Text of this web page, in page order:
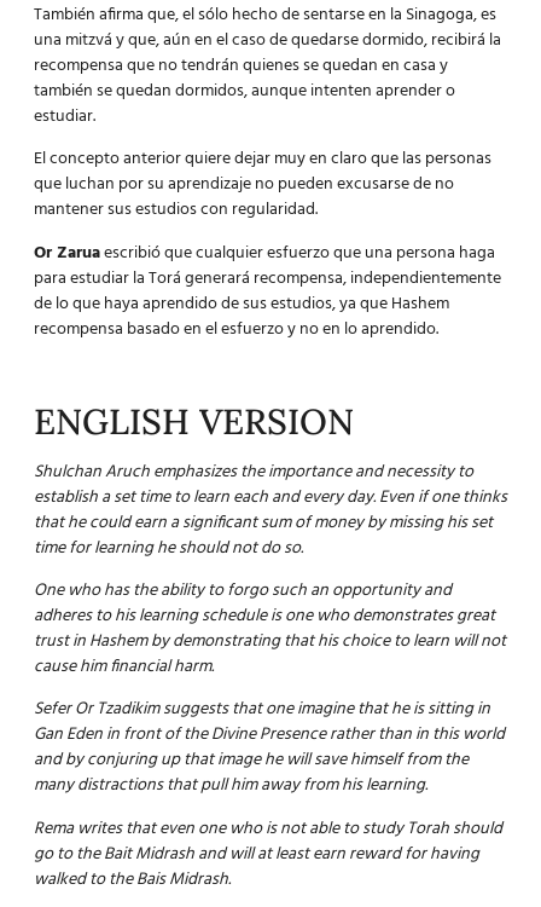
También afirma que, el sólo hecho de sentarse en la Sinagoga, es
una mitzvá y que, aún en el caso de quedarse dormido, recibirá la
recompensa que no tendrán quienes se quedan en casa y
también se quedan dormidos, aunque intenten aprender o
estudiar.
El concepto anterior quiere dejar muy en claro que las personas
que luchan por su aprendizaje no pueden excusarse de no
mantener sus estudios con regularidad.
Or Zaruaescribió que cualquier esfuerzo que una persona haga
para estudiar la Torá generará recompensa, independientemente
de lo que haya aprendido de sus estudios, ya que Hashem
recompensa basado en el esfuerzo y no en lo aprendido.
ENGLISH VERSION
Shulchan Aruch emphasizes the importance and necessity to
establish a set time to learn each and every day. Even if one thinks
that he could earn a significant sum of money by missing his set
time for learning he should not do so.
One who has the ability to forgo such an opportunity and
adheres to his learning schedule is one who demonstrates great
trust in Hashem by demonstrating that his choice to learn will not
cause him financial harm.
Sefer Or Tzadikim suggests that one imagine that he is sitting in
Gan Eden in front of the Divine Presence rather than in this world
and by conjuring up that image he will save himself from the
many distractions that pull him away from his learning.
Rema writes that even one who is not able to study Torah should
go to the Bait Midrash and will at least earn reward for having
walked to the Bais Midrash.